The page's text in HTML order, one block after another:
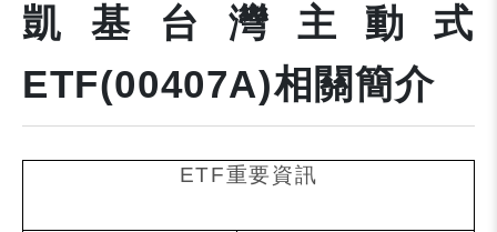
凱基台灣主動式
ETF(00407A)相關簡介
ETF重要資訊